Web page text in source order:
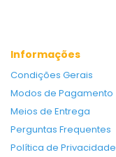
Informações
Condições Gerais
Modos de Pagamento
Meios de Entrega
Perguntas Frequentes
Política de Privacidade